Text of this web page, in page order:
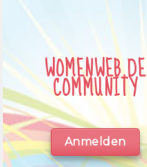
WOMENWEB.DE
COMMUNITY
Anmelden